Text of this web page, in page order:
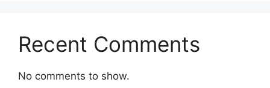
Recent Comments
No comments to show.